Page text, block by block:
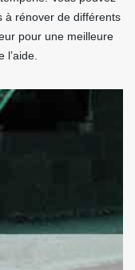
à rénover de différents
pour une meilleure